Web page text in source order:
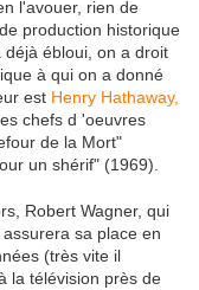
l'avouer, rien de
production historique
ébloui, on a droit
à qui on a donné
est Henry Hathaway,
chefs d 'oeuvres
de la Mort"
un shérif" (1969).
Robert Wagner, qui
sa place en
(très vite il
la télévision près de